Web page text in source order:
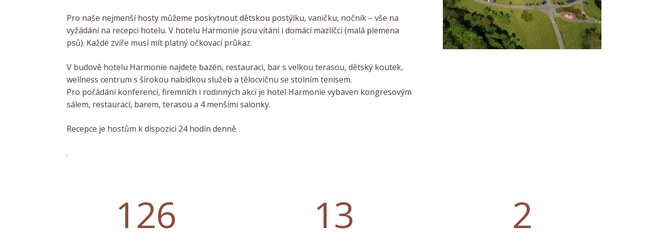
Pro naše nejmenší hosty můžeme poskytnout dětskou postýlku, vaničku, nočník – vše na
vyžádání na recepci hotelu. V hotelu Harmonie jsou vítáni i domácí mazlíčci (malá plemena
psů). Každé zvíře musí mít platný očkovací průkaz.
V budově hotelu Harmonie najdete bazén, restauraci, bar s velkou terasou, dětský koutek,
wellness centrum s širokou nabídkou služeb a tělocvičnu se stolním tenisem.
Pro pořádání konferencí, firemních i rodinných akcí je hotel Harmonie vybaven kongresovým
sálem, restaurací, barem, terasou a 4 menšími salonky.
Recepce je hostům k dispozici 24 hodin denně.
.
126 13 2